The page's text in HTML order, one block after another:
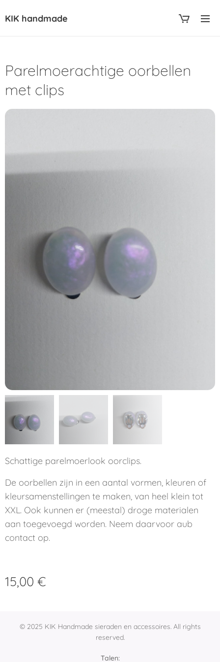
KIK handmade
Parelmoerachtige oorbellen
met clips
Schattige parelmoerlook oorclips.
De oorbellen zijn in een aantal vormen, kleuren of
kleursamenstellingen te maken, van heel klein tot
XXL. Ook kunnen er (meestal) droge materialen
aan toegevoegd worden. Neem daarvoor aub
contact op.
15,00 €
© 2025 KIK Handmade sieraden en accessoires. All rights
reserved.
Talen